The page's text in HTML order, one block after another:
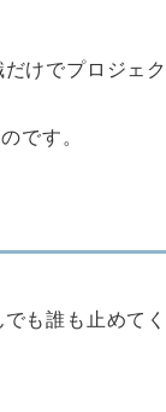
けでプロジェ
です。
も誰も止めてく